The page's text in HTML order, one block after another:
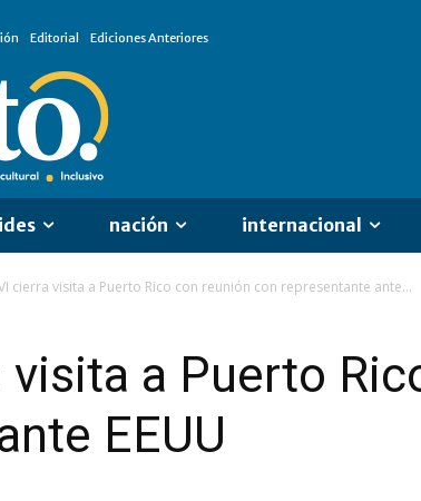
Editorial Ediciones Anteriores
nación internacional
cierra visita a Puerto Rico con reunión con representante ante...
visita a Puerto
EEUU